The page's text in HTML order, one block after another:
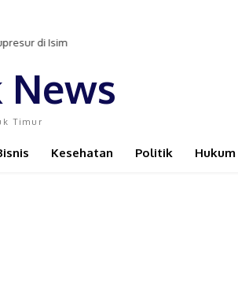
News
Timur
Kesehatan Politik Hukum